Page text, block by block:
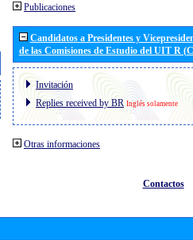
Publicaciones
Candidatos a Presidentes y
de las Comisiones de Estudio del UIT R
Invitación
Replies received by BR Inglés solamente
Otras informaciones
Contactos